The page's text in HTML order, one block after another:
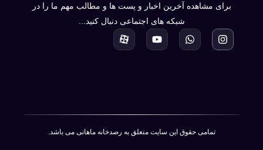
برای مشاهده آخرین اخبار و پست ها و مطالب مهم ما را در
شبکه های اجتماعی دنبال کنید...
تمامی حقوق این سایت متعلق به رصدخانه ماهانی می باشد.